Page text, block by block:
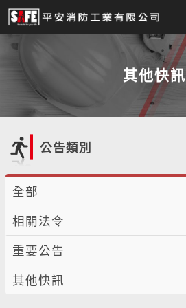
其他快訊
公告類別
全部
相關法令
重要公告
其他快訊